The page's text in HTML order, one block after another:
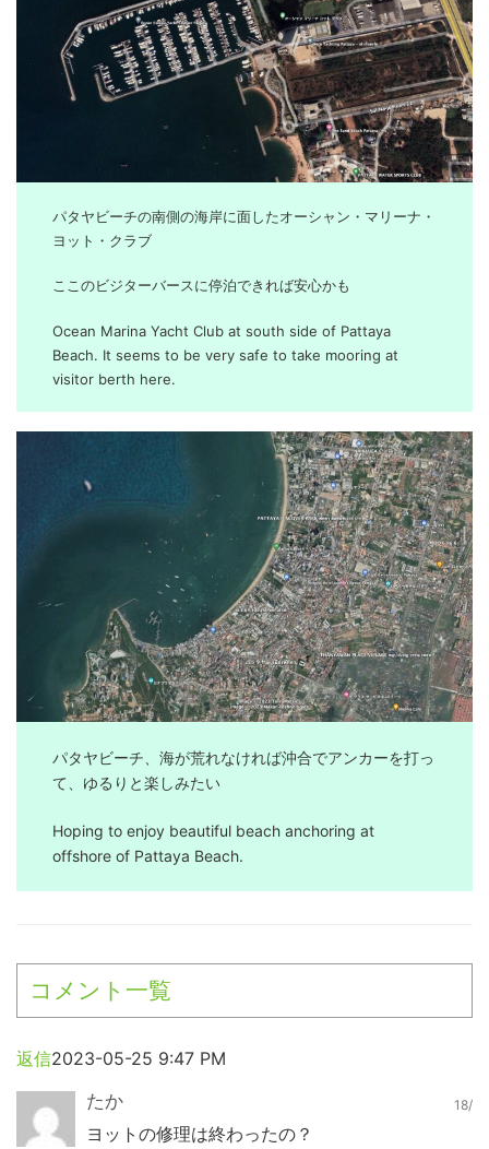
パタヤビーチの南側の海岸に面したオーシャン・マリーナ・
ヨット・クラブ
ここのビジターバースに停泊できれば安心かも
Ocean Marina Yacht Club at south side of Pattaya
Beach. It seems to be very safe to take mooring at
visitor berth here.
パタヤビーチ、海が荒れなければ沖合でアンカーを打っ
て、ゆるりと楽しみたい
Hoping to enjoy beautiful beach anchoring at
offshore of Pattaya Beach.
コメント一覧
返信2023-05-25 9:47 PM
たか
18/
ヨットの修理は終わったの？